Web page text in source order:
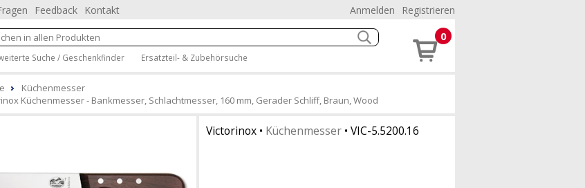
Feedback Kontakt Anmelden Registrieren
Suche / Geschenkfinder Ersatzteil- & Zubehörsuche
0
Küchenmesser
Küchenmesser - Bankmesser, Schlachtmesser, 160 mm, Gerader Schliff, Braun, Wood
Victorinox• Küchenmesser• VIC-5.5200.16